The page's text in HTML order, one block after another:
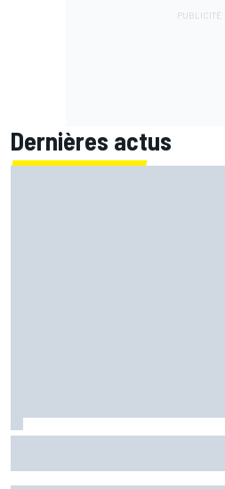
Dernières actus